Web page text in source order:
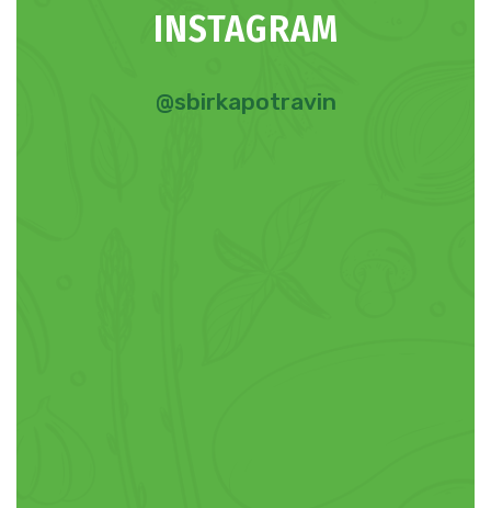
INSTAGRAM
@sbirkapotravin